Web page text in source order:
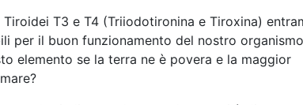
T3 e T4 (Triiodotironina e Tiroxina)
per il buon funzionamento del nostro
elemento se la terra ne è povera e la maggior